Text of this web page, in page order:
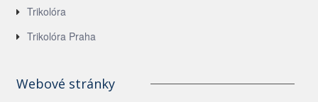
Trikolóra
Trikolóra Praha
Webové stránky